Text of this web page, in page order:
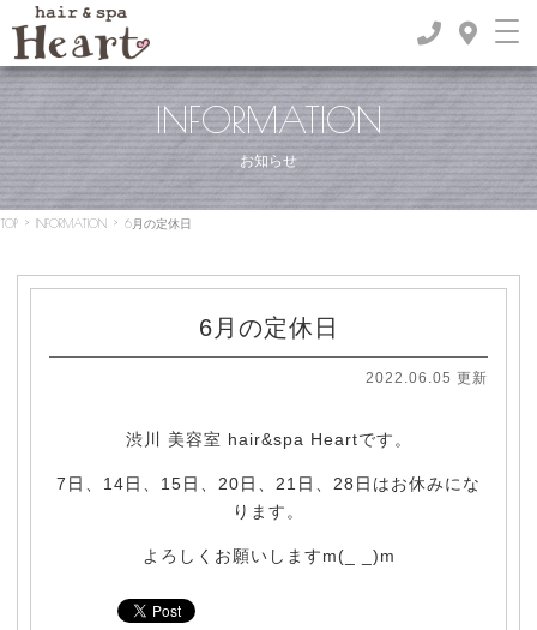
INFORMATION
お知らせ
TOP > INFORMATION > 6月の定休日
6月の定休日
2022.06.05 更新
渋川 美容室 hair&spa Heartです。
7日、14日、15日、20日、21日、28日はお休みにな
ります。
よろしくお願いしますm(_ _)m